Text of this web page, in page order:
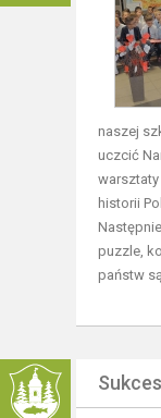
naszej
uczcić
historii
puzzle,
państw